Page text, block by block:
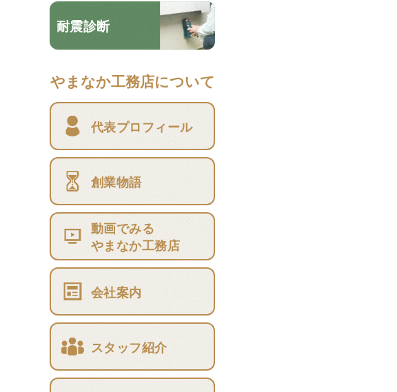
耐震診断
やまなか工務店について
代表プロフィール
創業物語
動画でみる
やまなか工務店
会社案内
スタッフ紹介